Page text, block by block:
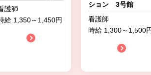
護師
給 1,350～1,450円
ション 3号館
看護師
時給 1,300～1,500